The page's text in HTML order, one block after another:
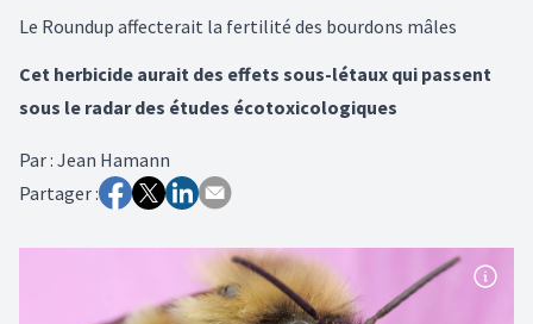
Le Roundup affecterait la fertilité des bourdons mâles
Cet herbicide aurait des effets sous-létaux qui passent
sous le radar des études écotoxicologiques
Par: Jean Hamann
Partager :